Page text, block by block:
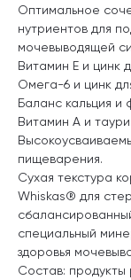
Оптимальное
нутриентов для
мочевыводящей
Витамин Е и цинк
Омега-6 и цинк
Баланс кальция и
Витамин А и
пищеварения.
Сухая текстура
Whiskas® для
специальный
здоровья
Состав: продукты